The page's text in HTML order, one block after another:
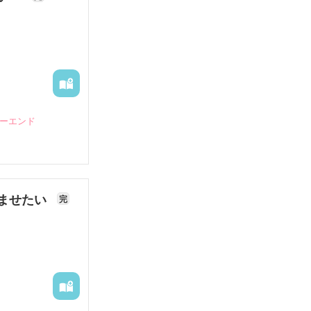
エンド
せたい 完